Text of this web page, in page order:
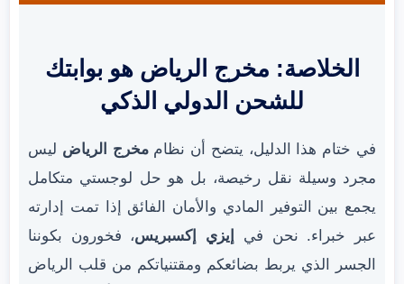
الخلاصة: مخرج الرياض هو بوابتك
للشحن الدولي الذكي
في ختام هذا الدليل، يتضح أن نظاممخرج الرياض ليس
مجرد وسيلة نقل رخيصة، بل هو حل لوجستي متكامل
يجمع بين التوفير المادي والأمان الفائق إذا تمت إدارته
عبر خبراء. نحن في إيزي إكسبريس، فخورون بكوننا
الجسر الذي يربط بضائعكم ومقتنياتكم من قلب الرياض